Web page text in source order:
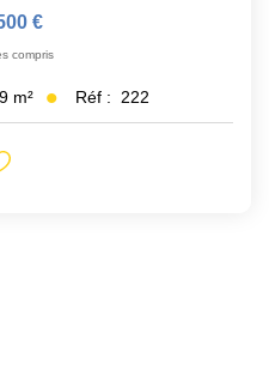
€
compris
m² Réf : 222